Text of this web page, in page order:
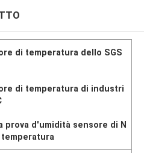
di temperatura dello SGS
di temperatura di industri
prova d'umidità sensore di N
temperatura